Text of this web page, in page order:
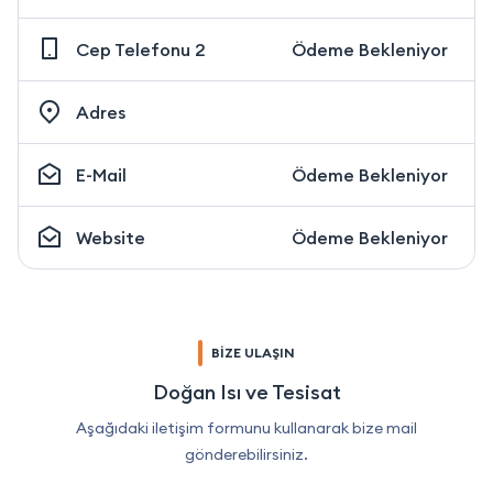
Cep Telefonu 2 Ödeme Bekleniyor
Adres
E-Mail Ödeme Bekleniyor
Website Ödeme Bekleniyor
BİZE ULAŞIN
Doğan Isı ve Tesisat
Aşağıdaki iletişim formunu kullanarak bize mail
gönderebilirsiniz.